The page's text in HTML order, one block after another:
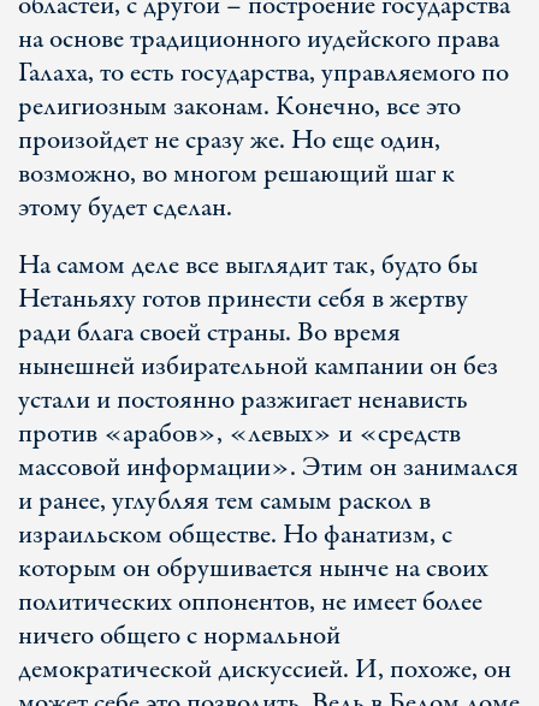
на основе традиционного иудейского права
Галаха, то есть государства, управляемого по
религиозным законам. Конечно, все это
произойдет не сразу же. Но еще один,
возможно, во многом решающий шаг к
этому будет сделан.
На самом деле все выглядит так, будто бы
Нетаньяху готов принести себя в жертву
ради блага своей страны. Во время
нынешней избирательной кампании он без
устали и постоянно разжигает ненависть
против «арабов», «левых» и «средств
массовой информации». Этим он занимался
и ранее, углубляя тем самым раскол в
израильском обществе. Но фанатизм, с
которым он обрушивается нынче на своих
политических оппонентов, не имеет более
ничего общего с нормальной
демократической дискуссией. И, похоже, он